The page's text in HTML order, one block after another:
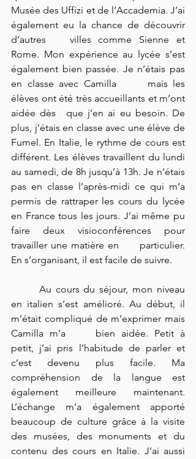
Musée des Uffizi et de l’Accademia. J’ai
également eu la chance de découvrir
d’autres 	villes comme Sienne et
Rome. Mon expérience au lycée s’est
également bien passée. Je n’étais pas
en classe avec Camilla 	mais les
élèves ont été très accueillants et m’ont
aidée dès 	que j’en ai eu besoin. De
plus, j’étais en classe avec une élève de
Fumel. En Italie, le rythme de cours est
différent. Les élèves travaillent du lundi
au samedi, de 8h jusqu’à 13h. Je n’étais
pas en classe l’après-midi ce qui m’a
permis de rattraper les cours du lycée
en France tous les jours. J’ai même pu
faire deux visioconférences pour
travailler une matière en 	particulier.
En s’organisant, il est facile de suivre.
en italien s’est amélioré. Au début, il
m’était compliqué de m’exprimer mais
Camilla m’a 	bien aidée. Petit à
petit, j’ai pris l’habitude de parler et
c’est devenu plus facile. Ma
compréhension de la langue est
également meilleure maintenant.
L’échange m’a également apporté
beaucoup de culture grâce à la visite
des musées, des monuments et du
contenu des cours en Italie. J’ai aussi